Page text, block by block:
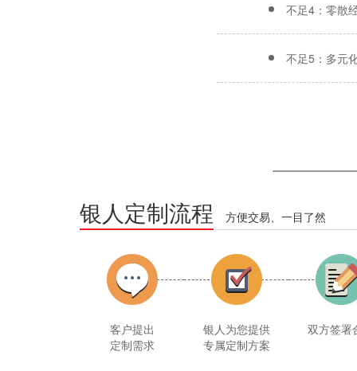
不足4：零散
不足5：多元
银人定制流程 方便交易、一目了然
客户提出
定制需求
银人为您提供
专属定制方案
双方签署